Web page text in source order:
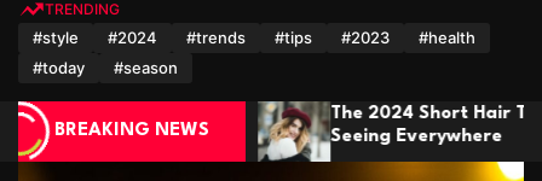
TRENDING
#style #2024 #trends #tips #2023
#health
#today
#season
BREAKING NEWS
Hair Trends You’ll Be
Winter Fashion:
It In Style This